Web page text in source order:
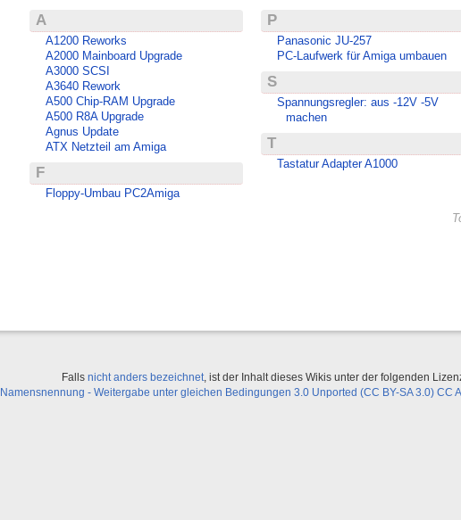
A
A1200 Reworks
A2000 Mainboard Upgrade
A3000 SCSI
A3640 Rework
A500 Chip-RAM Upgrade
A500 R8A Upgrade
Agnus Update
ATX Netzteil am Amiga
F
Floppy-Umbau PC2Amiga
P
Panasonic JU-257
PC-Laufwerk für Amiga umbauen
S
Spannungsregler: aus -12V -5V
machen
T
Tastatur Adapter A1000
Falls nicht anders bezeichnet, ist der Inhalt dieses Wikis unter der folgenden
Namensnennung - Weitergabe unter gleichen Bedingungen 3.0 Unported (CC BY-SA 3.0) CC